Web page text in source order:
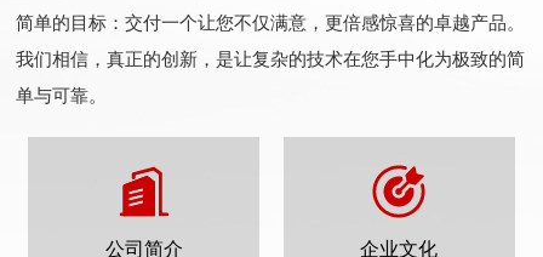
简单的目标：交付一个让您不仅满意，更倍感惊喜的卓越产品。
我们相信，真正的创新，是让复杂的技术在您手中化为极致的简
单与可靠。
公司简介 企业文化